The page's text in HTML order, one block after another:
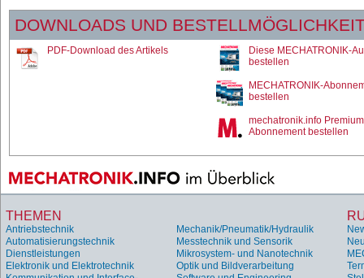
DOWNLOADS UND
PDF-Download des Artikels
Diese MECHATRONIK-
bestellen
MECHATRONIK-
bestellen
mechatronik.info
Abonnement bestellen
THEMEN
Antriebstechnik
Automatisierungstechnik
Dienstleistungen
Elektronik und Elektrotechnik
Mechanik/Pneumatik/Hydraulik
Messtechnik und Sensorik
Mikrosystem- und Nanotechnik
Optik und Bildverarbeitung